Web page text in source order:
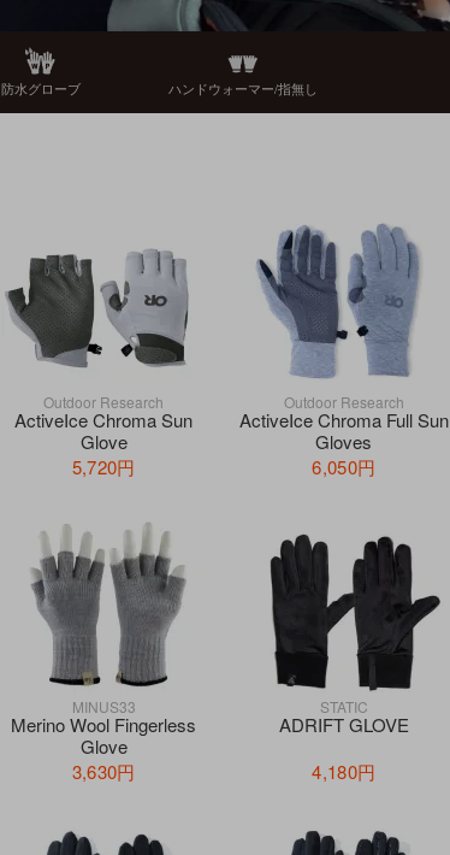
防水グローブ ハンドウォーマー/指無し
Outdoor Research
ActiveIce Chroma Sun
Glove
5,720円
Outdoor Research
ActiveIce Chroma Full Sun
Gloves
6,050円
MINUS33
Merino Wool Fingerless
Glove
3,630円
STATIC
ADRIFT GLOVE
4,180円